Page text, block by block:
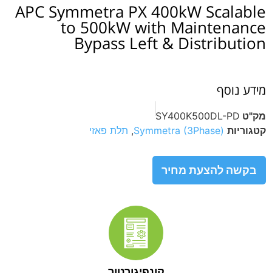
APC Symmetra PX 400kW Scalable
to 500kW with Maintenance
Bypass Left & Distribution
מידע נוסף
מק"ט SY400K500DL-PD
קטגוריות Symmetra (3Phase)
, תלת פאזי
בקשה להצעת מחיר